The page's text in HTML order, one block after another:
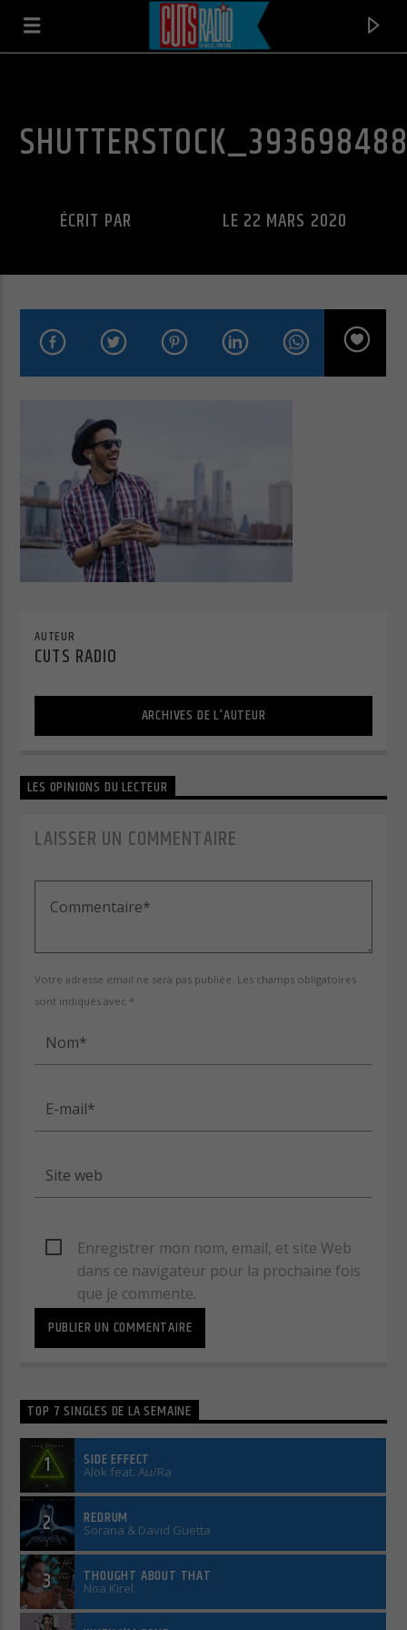
EN CE MOMENT
MUSIC
Cuts Radio
Cuts Latino
Cuts Pop Rock
ÉCRIT PAR LE 22 MARS 2020
AUTEUR
CUTS RADIO
ARCHIVES DE L'AUTEUR
LES OPINIONS DU LECTEUR
LAISSER UN COMMENTAIRE
Votre adresse email ne sera pas publiée. Les champs obligatoires
sont indiqués avec *
Enregistrer mon nom, email, et site Web
dans ce navigateur pour la prochaine fois
que je commente.
TOP 7 SINGLES DE LA SEMAINE
1 SIDE EFFECT
Alok feat. Au/Ra
2 REDRUM
Sorana & David Guetta
3 THOUGHT ABOUT THAT
Noa Kirel